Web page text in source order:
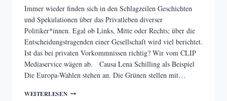
Immer wieder finden sich in den Schlagzeilen Geschichten
und Spekulationen über das Privatleben diverser
Politiker*innen. Egal ob Links, Mitte oder Rechts; über die
Entscheidungstragenden einer Gesellschaft wird viel berichtet.
Ist das bei privaten Vorkommnissen richtig? Wir vom CLIP
Mediaservice wägen ab. Causa Lena Schilling als Beispiel
Die Europa-Wahlen stehen an. Die Grünen stellen mit…
WEITERLESENCAUSA